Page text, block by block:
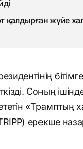
қалдырған жүйе
Соның
«Трамптың
ерекше